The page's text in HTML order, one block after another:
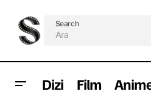
Search
Dizi Film